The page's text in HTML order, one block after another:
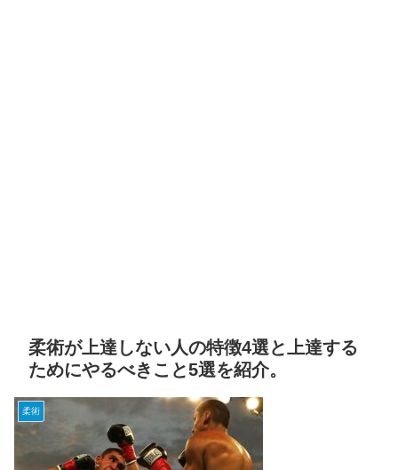
柔術が上達しない人の特徴4選と上達する
ためにやるべきこと5選を紹介。
柔術